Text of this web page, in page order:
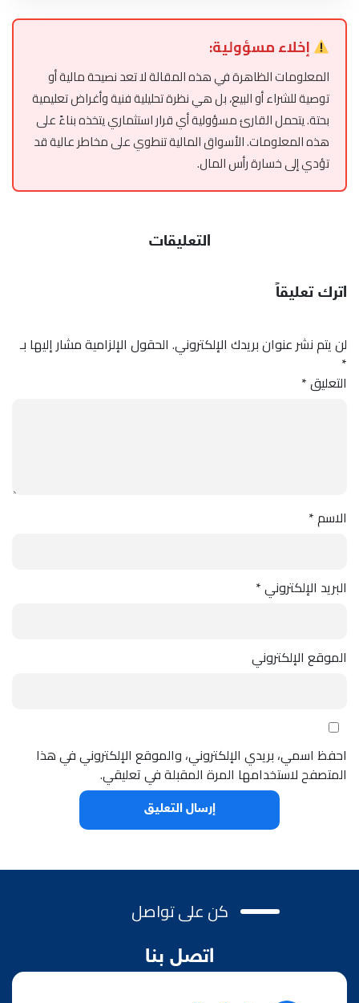
إخلاء مسؤولية:
المعلومات الظاهرة في هذه المقالة لا تعد نصيحة مالية أو
توصية للشراء أو البيع، بل هي نظرة تحليلية فنية وأغراض تعليمية
بحتة. يتحمل القارئ مسؤولية أي قرار استثماري يتخذه بناءً على
هذه المعلومات. الأسواق المالية تنطوي على مخاطر عالية قد
تؤدي إلى خسارة رأس المال.
التعليقات
اترك تعليقاً
لن يتم نشر عنوان بريدك الإلكتروني. الحقول الإلزامية مشار إليها بـ
*
التعليق*
الاسم*
البريد الإلكتروني*
الموقع الإلكتروني
احفظ اسمي، بريدي الإلكتروني، والموقع الإلكتروني في هذا
المتصفح لاستخدامها المرة المقبلة في تعليقي.
كن على تواصل
اتصل بنا